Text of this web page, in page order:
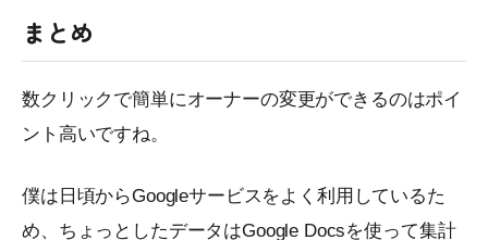
まとめ
数クリックで簡単にオーナーの変更ができるのはポイ
ント高いですね。
僕は日頃からGoogleサービスをよく利用しているた
め、ちょっとしたデータはGoogle Docsを使って集計